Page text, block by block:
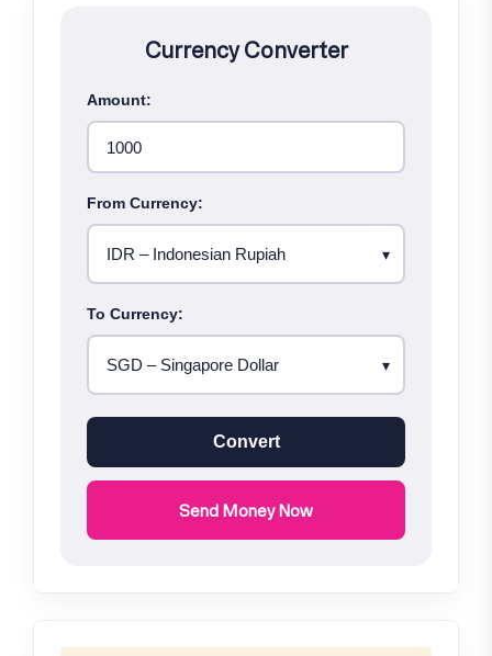
Currency Converter
Amount:
From Currency:
To Currency:
Convert
Send Money Now